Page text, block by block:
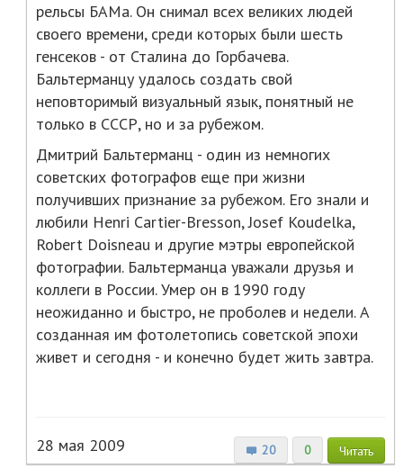
рельсы БАМа. Он снимал всех великих людей
своего времени, среди которых были шесть
генсеков - от Сталина до Горбачева.
Бальтерманцу удалось создать свой
неповторимый визуальный язык, понятный не
только в СССР, но и за рубежом.
Дмитрий Бальтерманц - один из немногих
советских фотографов еще при жизни
получивших признание за рубежом. Его знали и
любили Henri Cartier-Bresson, Josef Koudelka,
Robert Doisneau и другие мэтры европейской
фотографии. Бальтерманца уважали друзья и
коллеги в России. Умер он в 1990 году
неожиданно и быстро, не проболев и недели. А
созданная им фотолетопись советской эпохи
живет и сегодня - и конечно будет жить завтра.
20 0 Читать
28 мая 2009